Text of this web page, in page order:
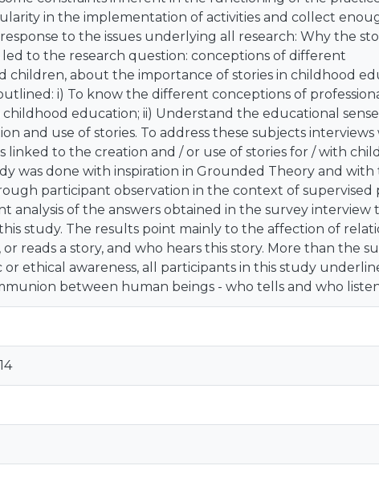
in the implementation of activities and collect
to the issues underlying all research: Why the
to the research question: conceptions of different
children, about the importance of stories in childhood
i) To know the different conceptions of
education; ii) Understand the educational
and use of stories. To address these subjects interviews
linked to the creation and / or use of stories for / with
was done with inspiration in Grounded Theory and with
participant observation in the context of supervised
analysis of the answers obtained in the survey interview
study. The results point mainly to the affection of
reads a story, and who hears this story. More than the
ethical awareness, all participants in this study
between human beings - who tells and who